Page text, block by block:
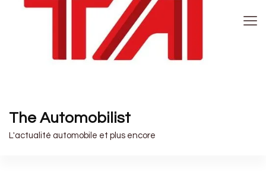
The Automobilist
L'actualité automobile et plus encore